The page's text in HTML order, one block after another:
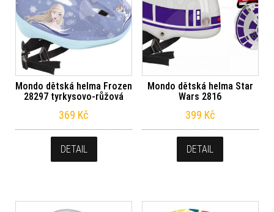
Mondo dětská helma Frozen
28297 tyrkysovo-růžová
369 Kč
DETAIL
Mondo dětská helma Star
Wars 2816
399 Kč
DETAIL